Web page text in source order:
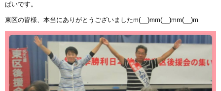
ぱいです。
東区の皆様、本当にありがとうございましたm(__)mm(__)mm(__)m